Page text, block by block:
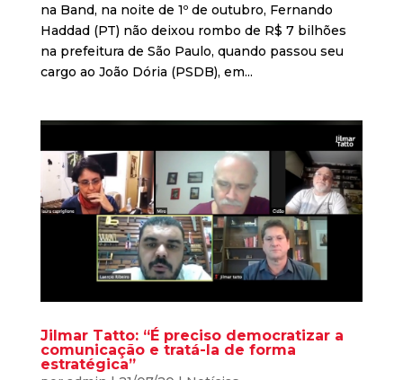
na Band, na noite de 1º de outubro, Fernando
Haddad (PT) não deixou rombo de R$ 7 bilhões
na prefeitura de São Paulo, quando passou seu
cargo ao João Dória (PSDB), em...
Jilmar Tatto: “É preciso democratizar a
comunicação e tratá-la de forma
estratégica”